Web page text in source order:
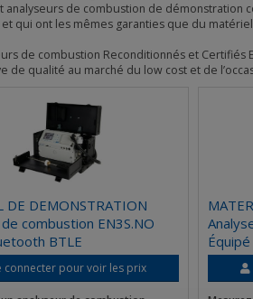
analyseurs de combustion de démonstration
qui ont les mêmes garanties que du
de combustion Reconditionnés et
de qualité au marché du low cost et de
DE DEMONSTRATION
combustion EN3S.NO
BTLE
connecter pour voir les prix